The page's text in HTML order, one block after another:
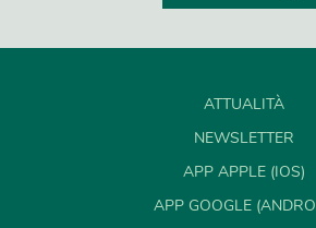
ATTUALITÀ
NEWSLETTER
APP APPLE (IOS)
APP GOOGLE